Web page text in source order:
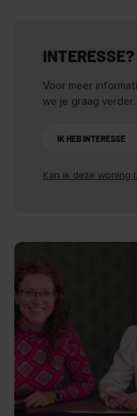
INTERESSE?
Voor meer
we je graag verder.
IK HEB INTERESSE
Kan ik deze woning